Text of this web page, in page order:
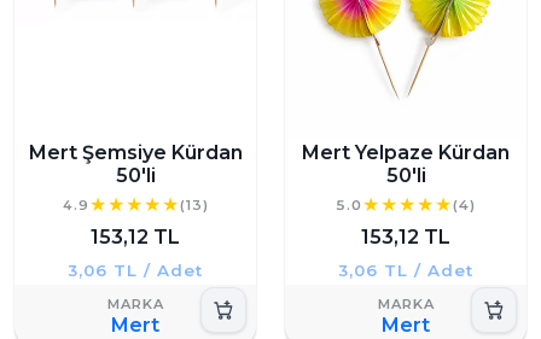
Mert Şemsiye Kürdan
50'li
4.9 (13)
153,12 TL
3,06 TL / Adet
Mert
Mert Yelpaze Kürdan
50'li
5.0 (4)
153,12 TL
3,06 TL / Adet
Mert